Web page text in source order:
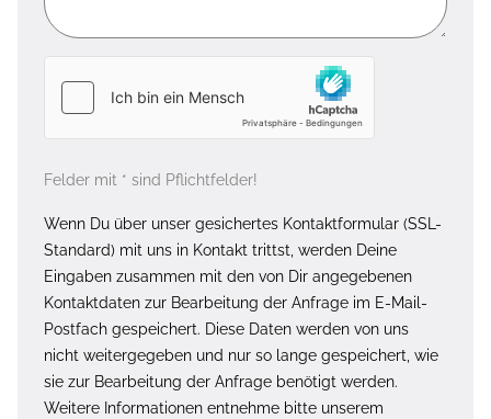
Felder mit * sind Pflichtfelder!
Wenn Du über unser gesichertes Kontaktformular (SSL-
Standard) mit uns in Kontakt trittst, werden Deine
Eingaben zusammen mit den von Dir angegebenen
Kontaktdaten zur Bearbeitung der Anfrage im E-Mail-
Postfach gespeichert. Diese Daten werden von uns
nicht weitergegeben und nur so lange gespeichert, wie
sie zur Bearbeitung der Anfrage benötigt werden.
Weitere Informationen entnehme bitte unserem